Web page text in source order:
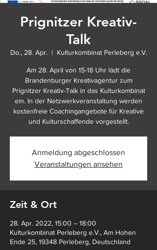
Prignitzer Kreativ-
Talk
Do., 28. Apr.
  |
Kulturkombinat Perleberg e.V.
Am 28. April von 15-18 Uhr lädt die
Brandenburger Kreativagentur zum
Prignitzer Kreativ-Talk in das Kulturkombinat
ein. In der Netzwerkveranstaltung werden
kostenfreie Coachingangebote für Kreative
und Kulturschaffende vorgestellt.
Anmeldung abgeschlossen
Veranstaltungen ansehen
Zeit & Ort
28. Apr. 2022, 15:00 – 18:00
Kulturkombinat Perleberg e.V., Am Hohen
Ende 25, 19348 Perleberg, Deutschland